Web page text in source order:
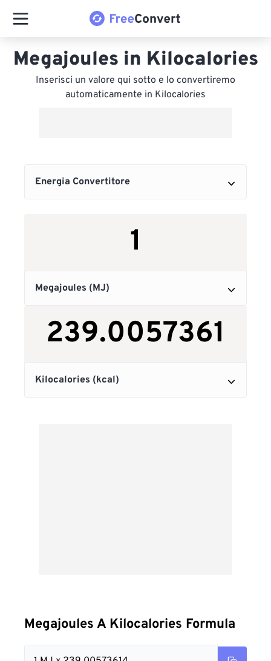
Megajoules in Kilocalories
Inserisci un valore qui sotto e lo convertiremo
automaticamente in Kilocalories
Megajoules A Kilocalories Formula